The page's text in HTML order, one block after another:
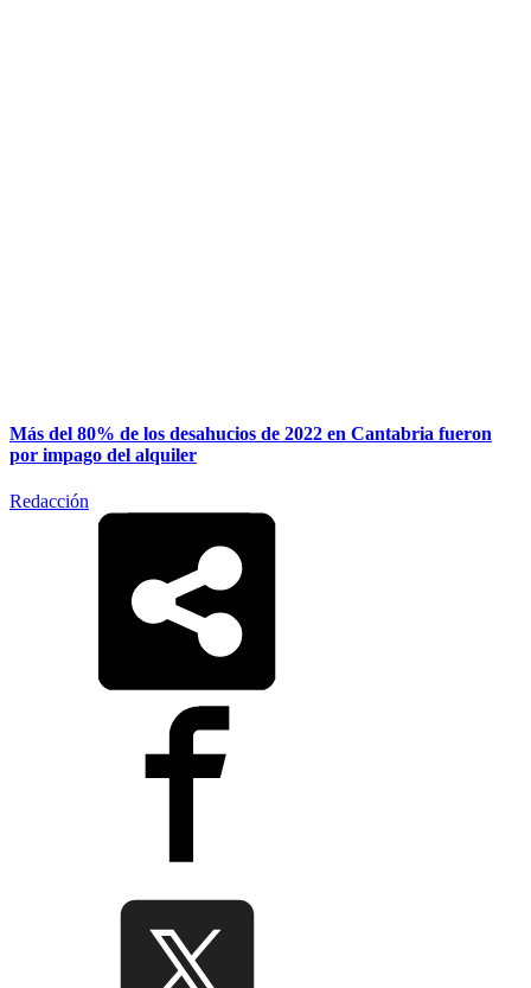
Más del 80% de los desahucios de 2022 en Cantabria fueron
por impago del alquiler
Redacción